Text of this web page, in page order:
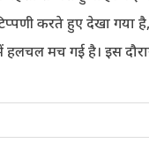
करते हुए देखा गया
हलचल मच गई है। इस